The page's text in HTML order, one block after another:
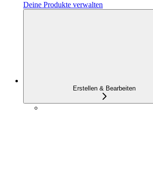
Deine Produkte verwalten
Erstellen & Bearbeiten